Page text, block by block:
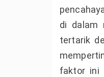
di dalam
tertarik
faktor ini